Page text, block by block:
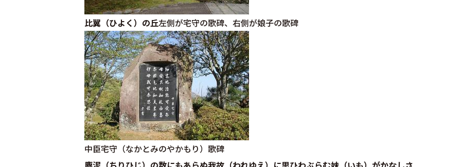
比翼（ひよく）の丘左側が宅守の歌碑、右側が娘子の歌碑
中臣宅守（なかとみのやかもり）歌碑